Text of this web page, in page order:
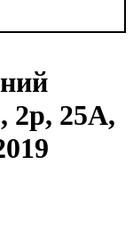
2р, 25А,